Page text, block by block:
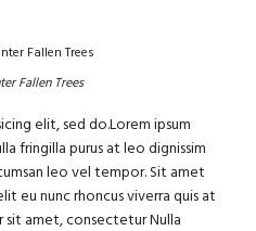
Fallen Trees
elit, sed do.Lorem ipsum
fringilla purus at leo dignissim
leo vel tempor. Sit amet
eu nunc rhoncus viverra quis at
sit amet, consectetur Nulla